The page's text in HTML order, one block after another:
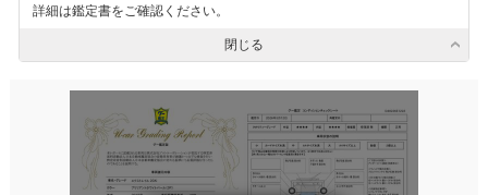
詳細は鑑定書をご確認ください。
閉じる